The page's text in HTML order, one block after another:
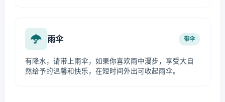
雨伞 带伞
有降水，请带上雨伞，如果你喜欢雨中漫步，享受大自
然给予的温馨和快乐，在短时间外出可收起雨伞。